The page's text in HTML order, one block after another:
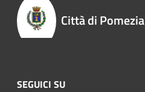
Città di Pomezia
SEGUICI SU